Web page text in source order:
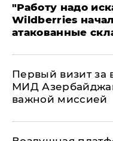
"Работу надо
Wildberries
атакованные
Первый визит за
МИД
важной миссией